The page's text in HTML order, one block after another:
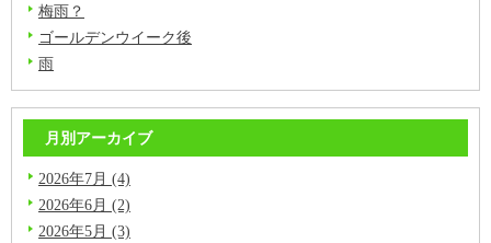
梅雨？
ゴールデンウイーク後
雨
月別アーカイブ
2026年7月 (4)
2026年6月 (2)
2026年5月 (3)